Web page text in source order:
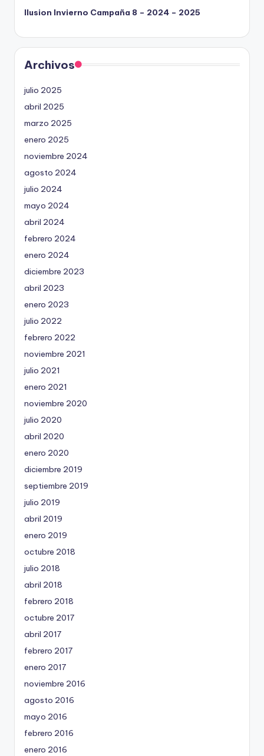
Ilusion Invierno Campaña 8 – 2024 – 2025
Archivos
julio 2025
abril 2025
marzo 2025
enero 2025
noviembre 2024
agosto 2024
julio 2024
mayo 2024
abril 2024
febrero 2024
enero 2024
diciembre 2023
abril 2023
enero 2023
julio 2022
febrero 2022
noviembre 2021
julio 2021
enero 2021
noviembre 2020
julio 2020
abril 2020
enero 2020
diciembre 2019
septiembre 2019
julio 2019
abril 2019
enero 2019
octubre 2018
julio 2018
abril 2018
febrero 2018
octubre 2017
abril 2017
febrero 2017
enero 2017
noviembre 2016
agosto 2016
mayo 2016
febrero 2016
enero 2016